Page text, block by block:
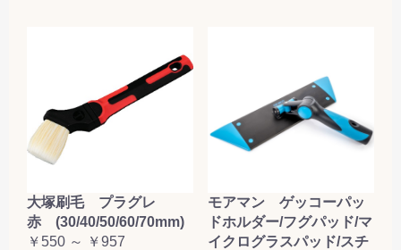
大塚刷毛 プラグレ
赤 (30/40/50/60/70mm)
￥550 ～ ￥957
モアマン ゲッコーパッ
ドホルダー/フグパッド/マ
イクログラスパッド/スチ